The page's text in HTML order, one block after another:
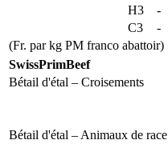
H3
-
C3
-
(Fr. par kg PM franco abattoir)
SwissPrimBeef
Bétail d'étal – Croisements
Bétail d'étal – Animaux de race